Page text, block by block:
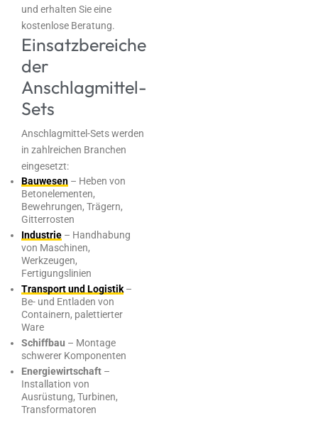
und erhalten Sie eine
kostenlose Beratung.
Einsatzbereiche
der
Anschlagmittel-
Sets
Anschlagmittel-Sets werden
in zahlreichen Branchen
eingesetzt:
Bauwesen – Heben von
Betonelementen,
Bewehrungen, Trägern,
Gitterrosten
Industrie – Handhabung
von Maschinen,
Werkzeugen,
Fertigungslinien
Transport und Logistik –
Be- und Entladen von
Containern, palettierter
Ware
Schiffbau – Montage
schwerer Komponenten
Energiewirtschaft –
Installation von
Ausrüstung, Turbinen,
Transformatoren